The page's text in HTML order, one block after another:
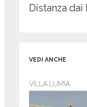
Distanza
VEDI ANCHE
VILLA LUMIA